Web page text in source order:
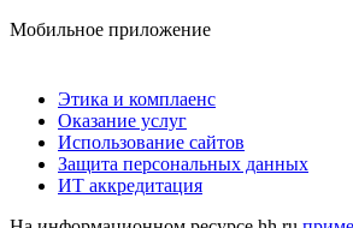
Мобильное приложение
Этика и комплаенс
Оказание услуг
Использование сайтов
Защита персональных данных
ИТ аккредитация